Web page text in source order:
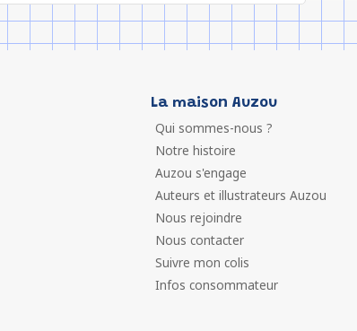
La maison Auzou
Qui sommes-nous ?
Notre histoire
Auzou s'engage
Auteurs et illustrateurs Auzou
Nous rejoindre
Nous contacter
Suivre mon colis
Infos consommateur